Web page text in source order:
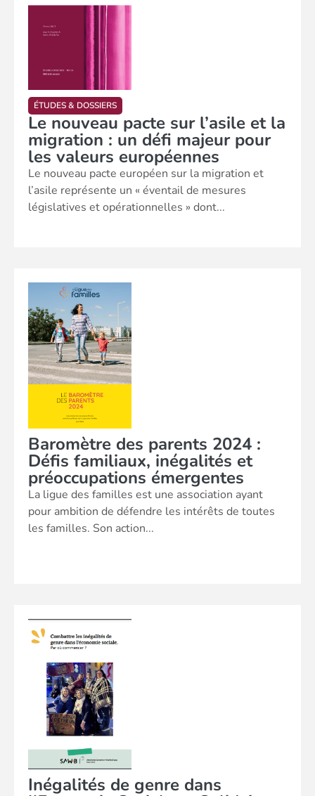
ÉTUDES & DOSSIERS
Le nouveau pacte sur l’asile et la
migration : un défi majeur pour
les valeurs européennes
Le nouveau pacte européen sur la migration et
l’asile représente un « éventail de mesures
législatives et opérationnelles » dont...
Baromètre des parents 2024 :
Défis familiaux, inégalités et
préoccupations émergentes
La ligue des familles est une association ayant
pour ambition de défendre les intérêts de toutes
les familles. Son action...
Inégalités de genre dans